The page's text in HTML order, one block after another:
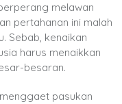
melawan
pertahanan ini malah
Sebab, kenaikan
harus menaikkan
besaran.
pasukan